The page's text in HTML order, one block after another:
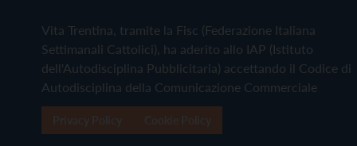
Vita Trentina, tramite la Fisc (Federazione Italiana
Settimanali Cattolici), ha aderito allo IAP (Istituto
dell'Autodisciplina Pubblicitaria) accettando il Codice di
Autodisciplina della Comunicazione Commerciale